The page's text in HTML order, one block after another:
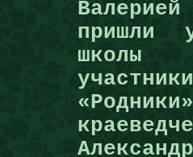
пришли
школы